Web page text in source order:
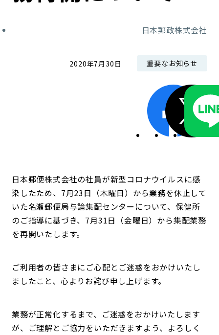
日本郵政株式会社
2020年7月30日 重要なお知らせ
日本郵便株式会社の社員が新型コロナウイルスに感
染したため、7月23日（木曜日）から業務を休止して
いた名瀬郵便局与論集配センターについて、保健所
のご指導に基づき、7月31日（金曜日）から集配業務
を再開いたします。
ご利用者の皆さまにご心配とご迷惑をおかけいたし
ましたこと、心よりお詫び申し上げます。
業務が正常化するまで、ご迷惑をおかけいたします
が、ご理解とご協力をいただきますよう、よろしく